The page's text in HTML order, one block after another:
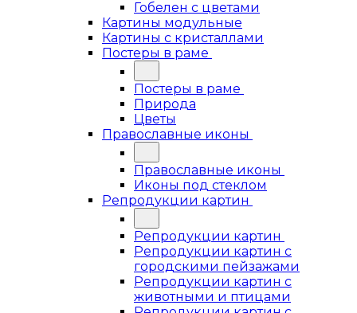
Гобелен с цветами
Картины модульные
Картины с кристаллами
Постеры в раме
Постеры в раме
Природа
Цветы
Православные иконы
Православные иконы
Иконы под стеклом
Репродукции картин
Репродукции картин
Репродукции картин с
городскими пейзажами
Репродукции картин с
животными и птицами